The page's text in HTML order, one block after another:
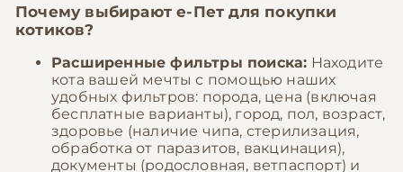
Почему выбираюте-Пет для покупки
котиков?
Расширенные фильтры поиска: Находите
кота вашей мечты с помощью наших
удобных фильтров: порода, цена (включая
бесплатные варианты), город, пол, возраст,
здоровье (наличие чипа, стерилизация,
обработка от паразитов, вакцинация),
документы (родословная, ветпаспорт) и